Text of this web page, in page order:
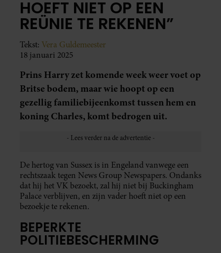
HOEFT NIET OP EEN
REÜNIE TE REKENEN”
Tekst: Vera Guldemeester
18 januari 2025
Prins Harry zet komende week weer voet op
Britse bodem, maar wie hoopt op een
gezellig familiebijeenkomst tussen hem en
koning Charles, komt bedrogen uit.
De hertog van Sussex is in Engeland vanwege een
rechtszaak tegen News Group Newspapers. Ondanks
dat hij het VK bezoekt, zal hij niet bij Buckingham
Palace verblijven, en zijn vader hoeft niet op een
bezoekje te rekenen.
BEPERKTE
POLITIEBESCHERMING